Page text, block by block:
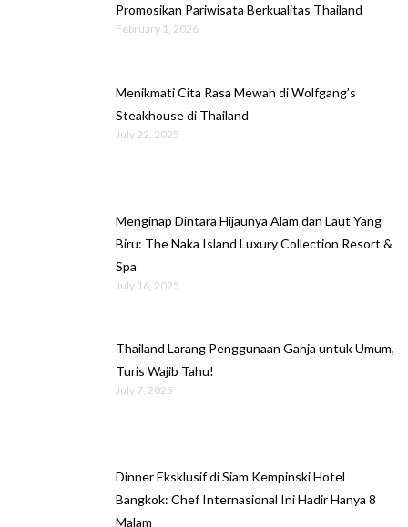
Promosikan Pariwisata Berkualitas Thailand
February 1, 2026
Menikmati Cita Rasa Mewah di Wolfgang’s
Steakhouse di Thailand
July 22, 2025
Menginap Dintara Hijaunya Alam dan Laut Yang
Biru: The Naka Island Luxury Collection Resort &
Spa
July 16, 2025
Thailand Larang Penggunaan Ganja untuk Umum,
Turis Wajib Tahu!
July 7, 2025
Dinner Eksklusif di Siam Kempinski Hotel
Bangkok: Chef Internasional Ini Hadir Hanya 8
Malam